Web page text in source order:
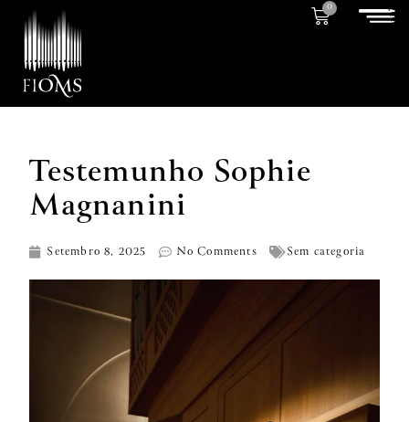
0
Testemunho Sophie
Magnanini
Setembro 8, 2025 No Comments Sem categoria